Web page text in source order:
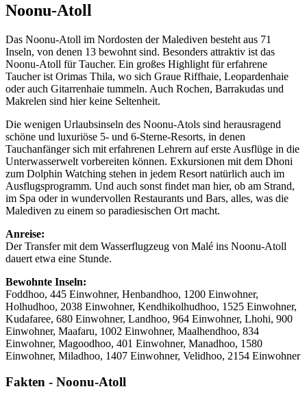
Noonu-Atoll
Das Noonu-Atoll im Nordosten der Malediven besteht aus 71
Inseln, von denen 13 bewohnt sind. Besonders attraktiv ist das
Noonu-Atoll für Taucher. Ein großes Highlight für erfahrene
Taucher ist Orimas Thila, wo sich Graue Riffhaie, Leopardenhaie
oder auch Gitarrenhaie tummeln. Auch Rochen, Barrakudas und
Makrelen sind hier keine Seltenheit.
Die wenigen Urlaubsinseln des Noonu-Atols sind herausragend
schöne und luxuriöse 5- und 6-Sterne-Resorts, in denen
Tauchanfänger sich mit erfahrenen Lehrern auf erste Ausflüge in die
Unterwasserwelt vorbereiten können. Exkursionen mit dem Dhoni
zum Dolphin Watching stehen in jedem Resort natürlich auch im
Ausflugsprogramm. Und auch sonst findet man hier, ob am Strand,
im Spa oder in wundervollen Restaurants und Bars, alles, was die
Malediven zu einem so paradiesischen Ort macht.
Anreise:
Der Transfer mit dem Wasserflugzeug von Malé ins Noonu-Atoll
dauert etwa eine Stunde.
Bewohnte Inseln:
Foddhoo, 445 Einwohner, Henbandhoo, 1200 Einwohner,
Holhudhoo, 2038 Einwohner, Kendhikolhudhoo, 1525 Einwohner,
Kudafaree, 680 Einwohner, Landhoo, 964 Einwohner, Lhohi, 900
Einwohner, Maafaru, 1002 Einwohner, Maalhendhoo, 834
Einwohner, Magoodhoo, 401 Einwohner, Manadhoo, 1580
Einwohner, Miladhoo, 1407 Einwohner, Velidhoo, 2154 Einwohner
Fakten - Noonu-Atoll